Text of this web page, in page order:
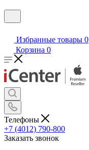
Избранные товары 0
Корзина 0
Телефоны
+7 (4012) 790-800
Заказать звонок